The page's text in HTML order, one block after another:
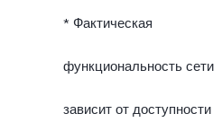
* Фактическая
функциональность сети
зависит от доступности